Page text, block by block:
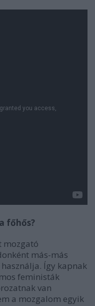
főhős?
mozgató
más-más
Így kapnak
feministák
van
a mozgalom egyik